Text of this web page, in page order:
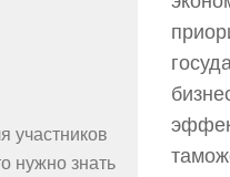
участников
нужно знать